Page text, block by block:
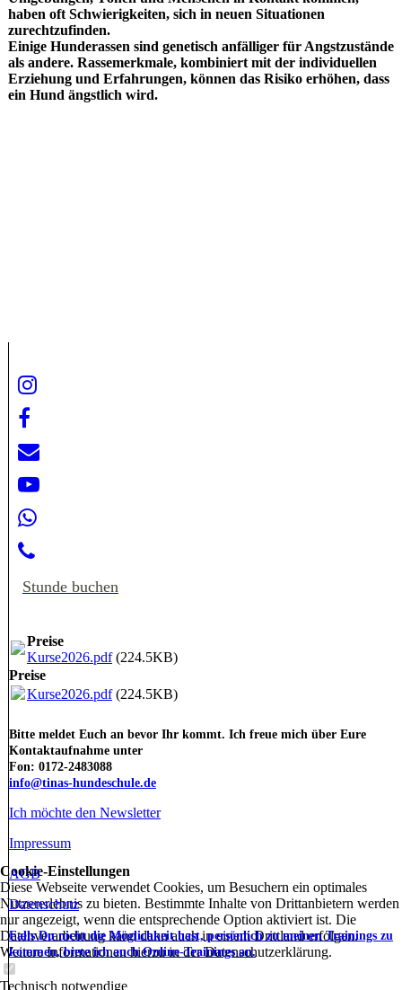
haben oft Schwierigkeiten, sich in neuen Situationen
zurechtzufinden.
Einige Hunderassen sind genetisch anfälliger für Angstzustände
als andere. Rassemerkmale, kombiniert mit der individuellen
Erziehung und Erfahrungen, können das Risiko erhöhen, dass
ein Hund ängstlich wird.
Stunde buchen
Preise
Kurse2026.pdf(224.5KB)
Preise
Kurse2026.pdf(224.5KB)
Bitte meldet Euch an bevor Ihr kommt. Ich freue mich über Eure
Kontaktaufnahme unter
Fon: 0172-2483088
info@tinas-hundeschule.de
Ich möchte den Newsletter
Impressum
AGB
Datenschutz
Falls Du nicht die Möglichkeit hast, persönlich zu meinen Trainings zu
kommen, biete ich auch Online-Trainings an.
Cookie-Einstellungen
Diese Webseite verwendet Cookies, um Besuchern ein optimales
Nutzererlebnis zu bieten. Bestimmte Inhalte von Drittanbietern werden
nur angezeigt, wenn die entsprechende Option aktiviert ist. Die
Datenverarbeitung kann dann auch in einem Drittland erfolgen.
Weitere Informationen hierzu in der Datenschutzerklärung.
Technisch notwendige